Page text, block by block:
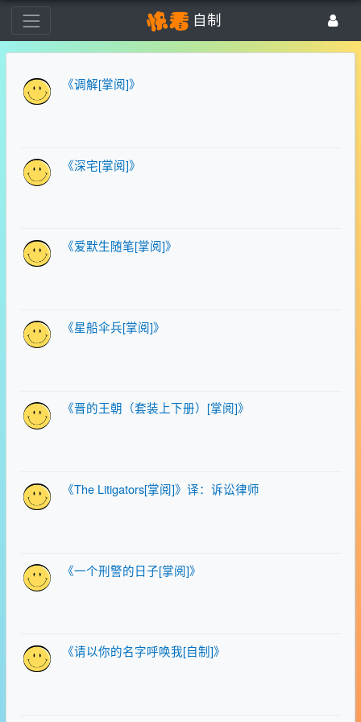
自制
《调解[掌阅]》
《深宅[掌阅]》
《爱默生随笔[掌阅]》
《星船伞兵[掌阅]》
《晋的王朝（套装上下册）[掌阅]》
《The Litigators[掌阅]》译：诉讼律师
《一个刑警的日子[掌阅]》
《请以你的名字呼唤我[自制]》